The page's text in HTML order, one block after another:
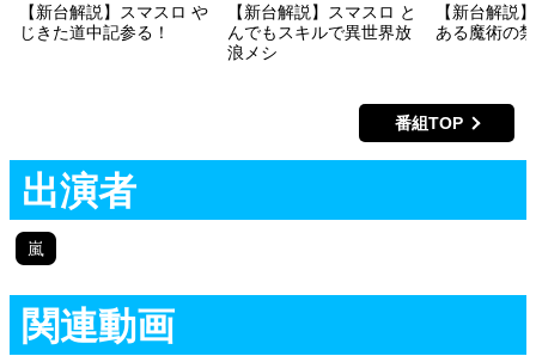
【新台解説】スマスロ や
じきた道中記参る！
【新台解説】スマスロ と
んでもスキルで異世界放
浪メシ
【新台解説
ある魔術の
番組TOP
出演者
嵐
関連動画